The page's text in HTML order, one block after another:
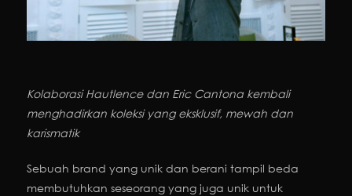
Kolaborasi Hautlence dan Eric Cantona kembali
menghadirkan koleksi yang eksklusif, mewah dan
karismatik
Sebuah brand yang unik dan berani tampil beda
membutuhkan seseorang yang juga unik untuk